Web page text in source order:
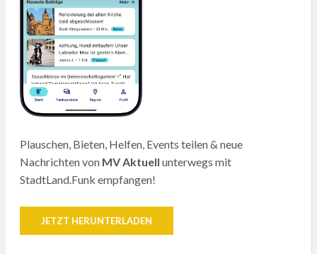
Plauschen, Bieten, Helfen, Events teilen & neue
Nachrichten von MV Aktuell unterwegs mit
StadtLand.Funk empfangen!
JETZT HERUNTERLADEN